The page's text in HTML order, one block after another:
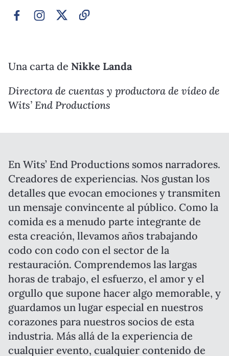
Una carta de Nikke Landa
Directora de cuentas y productora de vídeo de
Wits’ End Productions
En Wits’ End Productions somos narradores.
Creadores de experiencias. Nos gustan los
detalles que evocan emociones y transmiten
un mensaje convincente al público. Como la
comida es a menudo parte integrante de
esta creación, llevamos años trabajando
codo con codo con el sector de la
restauración. Comprendemos las largas
horas de trabajo, el esfuerzo, el amor y el
orgullo que supone hacer algo memorable, y
guardamos un lugar especial en nuestros
corazones para nuestros socios de esta
industria. Más allá de la experiencia de
cualquier evento, cualquier contenido de